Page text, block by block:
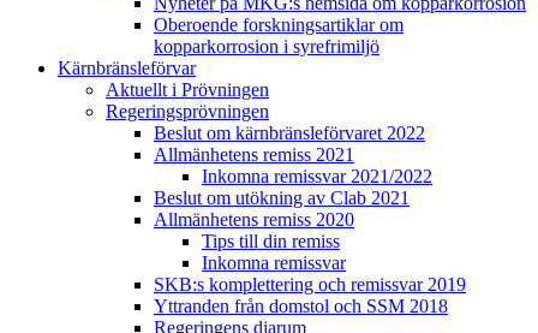
Oberoende forskningsartiklar om
kopparkorrosion i syrefrimiljö
Kärnbränsleförvar
Aktuellt i Prövningen
Regeringsprövningen
Beslut om kärnbränsleförvaret 2022
Allmänhetens remiss 2021
Inkomna remissvar 2021/2022
Beslut om utökning av Clab 2021
Allmänhetens remiss 2020
Tips till din remiss
Inkomna remissvar
SKB:s komplettering och remissvar 2019
Yttranden från domstol och SSM 2018
Regeringens diarum